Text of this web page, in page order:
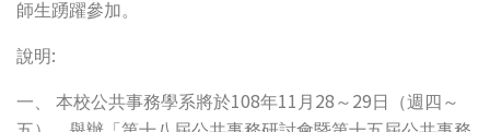
師生踴躍參加。
說明:
一、 本校公共事務學系將於108年11 月 28 ～ 29 日（週四～